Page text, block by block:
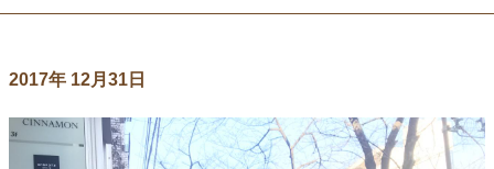
2017年 12月31日